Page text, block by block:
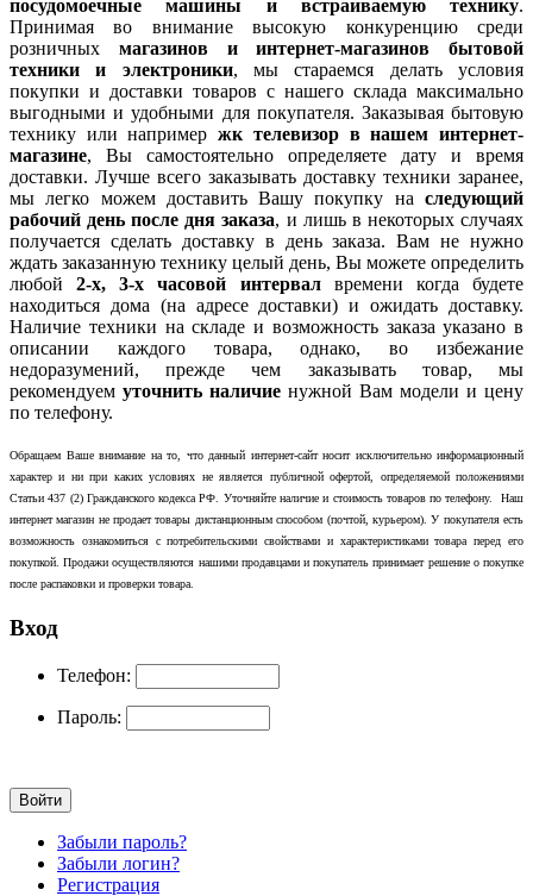
посудомоечные машины и встраиваемую технику.
Принимая во внимание высокую конкуренцию среди
розничных магазинов и интернет-магазинов бытовой
техники и электроники, мы стараемся делать условия
покупки и доставки товаров с нашего склада максимально
выгодными и удобными для покупателя. Заказывая бытовую
технику или напримержк телевизор в нашем интернет-
магазине, Вы самостоятельно определяете дату и время
доставки. Лучше всего заказывать доставку техники заранее,
мы легко можем доставить Вашу покупку на следующий
рабочий день после дня заказа, и лишь в некоторых случаях
получается сделать доставку в день заказа. Вам не нужно
ждать заказанную технику целый день, Вы можете определить
любой2-х, 3-х часовой интервалвремени когда будете
находиться дома (на адресе доставки) и ожидать доставку.
Наличие техники на складе и возможность заказа указано в
описании каждого товара, однако, во избежание
недоразумений, прежде чем заказывать товар, мы
рекомендуем уточнить наличие нужной Вам модели и цену
по телефону.
Обращаем Ваше внимание на то, что данный интернет-сайт носит исключительно информационный
характер и ни при каких условиях не является публичной офертой, определяемой положениями
Статьи 437 (2) Гражданского кодекса РФ. Уточняйте наличие и стоимость товаров по телефону. Наш
интернет магазин не продает товары дистанционным способом (почтой, курьером). У покупателя есть
возможность ознакомиться с потребительскими свойствами и характеристиками товара перед его
покупкой. Продажи осуществляются нашими продавцами и покупатель принимает решение о покупке
после распаковки и проверки товара.
Вход
Телефон:
Пароль:
Забыли пароль?
Забыли логин?
Регистрация